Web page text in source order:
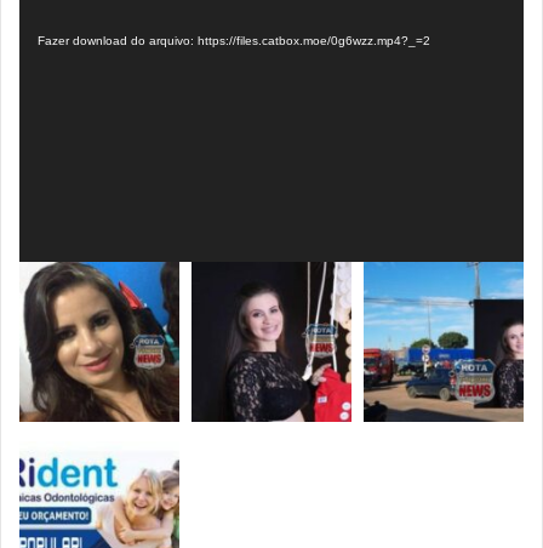
vídeo
Fazer download do arquivo: https://files.catbox.moe/0g6wzz.mp4?_=2